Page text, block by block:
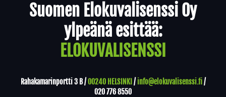
Suomen Elokuvalisenssi Oy
ylpeänä esittää:
ELOKUVALISENSSI
Rahakamarinportti 3 B /00240 HELSINKI / info@elokuvalisenssi.fi/
020 776 8550